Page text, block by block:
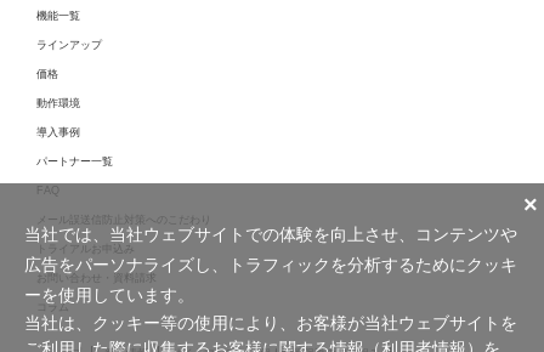
機能一覧
ラインアップ
価格
動作環境
導入事例
パートナー一覧
FAQ
メール誤送信防止対策へのこだわり
トライアルお申込み
お問い合わせ・資料請求
コラム
×
当社では、当社ウェブサイトでの体験を向上させ、コンテンツや
広告をパーソナライズし、トラフィックを分析するためにクッキ
ーを使用しています。
当社は、クッキー等の使用により、お客様が当社ウェブサイトを